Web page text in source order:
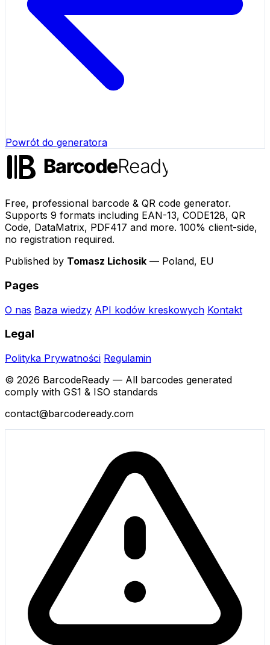
Powrót do generatora
Free, professional barcode & QR code generator.
Supports 9 formats including EAN-13, CODE128, QR
Code, DataMatrix, PDF417 and more. 100% client-side,
no registration required.
Published by Tomasz Lichosik — Poland, EU
Pages
O nas Baza wiedzy API kodów kreskowych Kontakt
Legal
Polityka Prywatności Regulamin
© 2026 BarcodeReady — All barcodes generated
comply with GS1 & ISO standards
contact@barcodeready.com